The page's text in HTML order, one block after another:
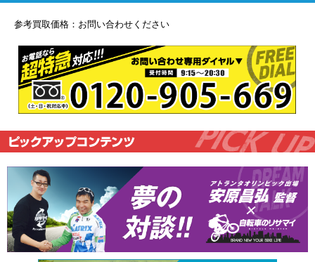
参考買取価格：お問い合わせください